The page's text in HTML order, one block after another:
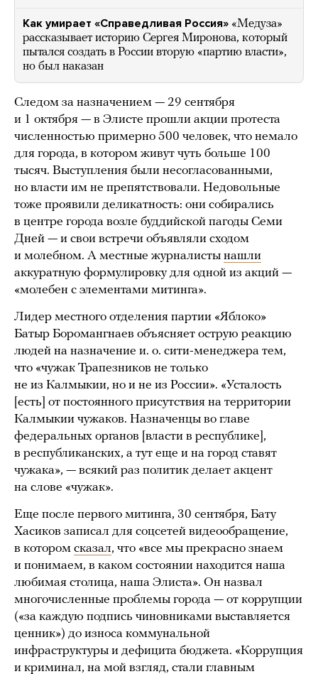
Как умирает «Справедливая Россия» «Медуза»
рассказывает историю Сергея Миронова, который
пытался создать в России вторую «партию власти»,
но был наказан
Следом за назначением — 29 сентября
и 1 октября — в Элисте прошли акции протеста
численностью примерно 500 человек, что немало
для города, в котором живут чуть больше 100
тысяч. Выступления были несогласованными,
но власти им не препятствовали. Недовольные
тоже проявили деликатность: они собирались
в центре города возле буддийской пагоды Семи
Дней — и свои встречи объявляли сходом
и молебном. А местные журналисты нашли
аккуратную формулировку для одной из акций —
«молебен с элементами митинга».
Лидер местного отделения партии «Яблоко»
Батыр Боромангнаев объясняет острую реакцию
людей на назначение и. о. сити-менеджера тем,
что «чужак Трапезников не только
не из Калмыкии, но и не из России». «Усталость
[есть] от постоянного присутствия на территории
Калмыкии чужаков. Назначенцы во главе
федеральных органов [власти в республике],
в республиканских, а тут еще и на город ставят
чужака», — всякий раз политик делает акцент
на слове «чужак».
Еще после первого митинга, 30 сентября, Бату
Хасиков записал для соцсетей видеообращение,
в котором сказал, что «все мы прекрасно знаем
и понимаем, в каком состоянии находится наша
любимая столица, наша Элиста». Он назвал
многочисленные проблемы города — от коррупции
(«за каждую подпись чиновниками выставляется
ценник») до износа коммунальной
инфраструктуры и дефицита бюджета. «Коррупция
и криминал, на мой взгляд, стали главным